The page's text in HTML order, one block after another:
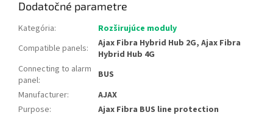
Dodatočné parametre
Kategória:
Rozširujúce moduly
Compatible panels:
Ajax Fibra Hybrid Hub 2G, Ajax Fibra
Hybrid Hub 4G
Connecting to alarm
panel:
BUS
Manufacturer:
AJAX
Purpose: Ajax Fibra BUS line protection